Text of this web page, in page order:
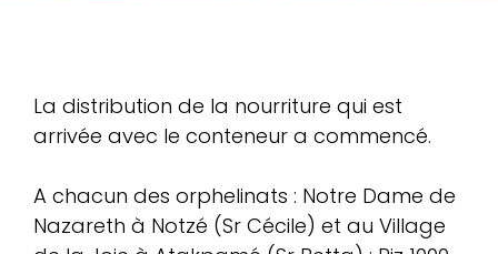
La distribution de la nourriture qui est
arrivée avec le conteneur a commencé.
A chacun des orphelinats : Notre Dame de
Nazareth à Notzé (Sr Cécile) et au Village